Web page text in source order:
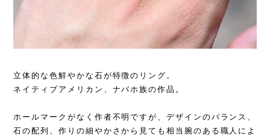
立体的な色鮮やかな石が特徴のリング。
ネイティブアメリカン、ナバホ族の作品。
ホールマークがなく作者不明ですが、デザインのバランス、
石の配列、作りの細やかさから見ても相当腕のある職人によ